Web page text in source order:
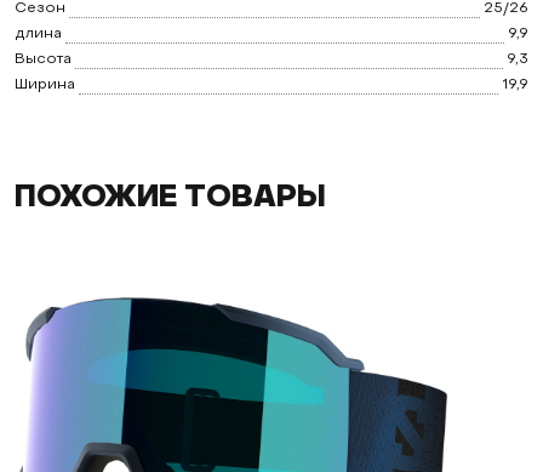
Сезон
25/26
длина
9,9
Высота
9,3
Ширина
19,9
ПОХОЖИЕ ТОВАРЫ